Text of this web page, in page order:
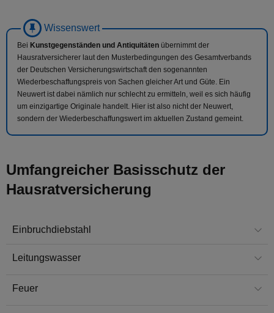
Bei Kunstgegenständen und Antiquitäten übernimmt der
Hausratversicherer laut den Musterbedingungen des Gesamtverbands
der Deutschen Versicherungswirtschaft den sogenannten
Wiederbeschaffungspreis von Sachen gleicher Art und Güte. Ein
Neuwert ist dabei nämlich nur schlecht zu ermitteln, weil es sich häufig
um einzigartige Originale handelt. Hier ist also nicht der Neuwert,
sondern der Wiederbeschaffungswert im aktuellen Zustand gemeint.
Umfangreicher Basisschutz der
Hausratversicherung
Einbruchdiebstahl
Leitungswasser
Feuer